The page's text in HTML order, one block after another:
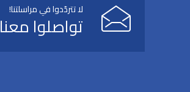
لا تتردّدوا في مراسلتنا!
تواصلوا معنا